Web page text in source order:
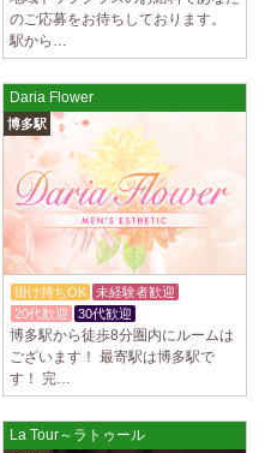
のご応募をお待ちしております。
駅から…
Daria Flower
博多駅
掛け持ちOK
未経験者歓迎
20代歓迎
30代歓迎
博多駅から徒歩8分圏内にルームは
ございます！ 最寄駅は博多駅で
す！ 完…
La Tour～ラトゥール